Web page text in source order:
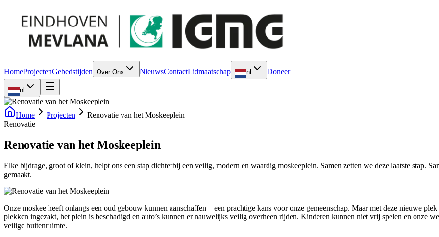
HomeProjectenGebedstijden Over Ons NieuwsContactLidmaatschap nl Doneer
nl
Home Projecten
Renovatie van het Moskeeplein
Renovatie
Renovatie van het Moskeeplein
Elke bijdrage, groot of klein, helpt ons een stap dichterbij een veilig, modern en waardig moskeeplein. Samen zetten we deze laatste stap.
gemaakt.
Onze moskee heeft onlangs een oud gebouw kunnen aanschaffen – een prachtige kans voor onze gemeenschap. Maar met deze nieuwe
plekken ingezakt, het plein is beschadigd en auto’s kunnen er nauwelijks veilig overheen rijden. Kinderen kunnen niet vrij spelen en onze
veilige buitenruimte.